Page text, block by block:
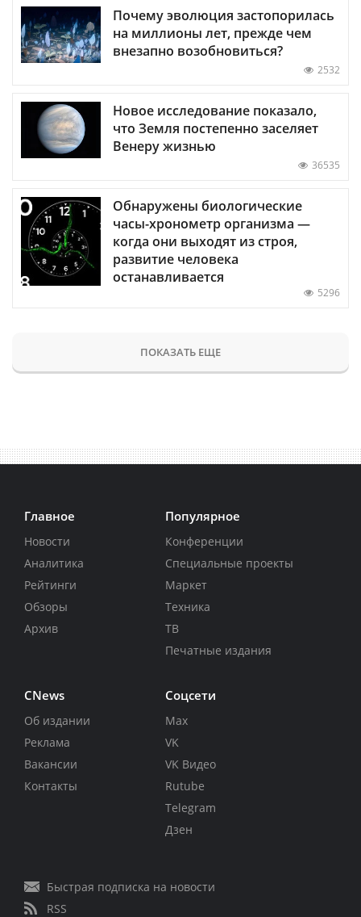
Почему эволюция застопорилась
на миллионы лет, прежде чем
внезапно возобновиться?
2532
Новое исследование показало,
что Земля постепенно заселяет
Венеру жизнью
36535
Обнаружены биологические
часы-хронометр организма —
когда они выходят из строя,
развитие человека
останавливается
5296
ПОКАЗАТЬ ЕЩЕ
Главное
Новости
Аналитика
Рейтинги
Обзоры
Архив
Популярное
Конференции
Специальные проекты
Маркет
Техника
ТВ
Печатные издания
CNews
Об издании
Реклама
Вакансии
Контакты
Соцсети
Max
VK
VK Видео
Rutube
Telegram
Дзен
Быстрая подписка на новости
RSS